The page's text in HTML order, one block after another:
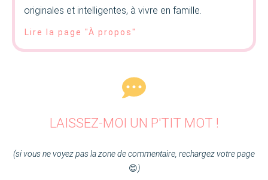
originales et intelligentes, à vivre en famille.
Lire la page "À propos"
LAISSEZ-MOI UN P'TIT MOT !
(si vous ne voyez pas la zone de commentaire, rechargez votre page
😊)